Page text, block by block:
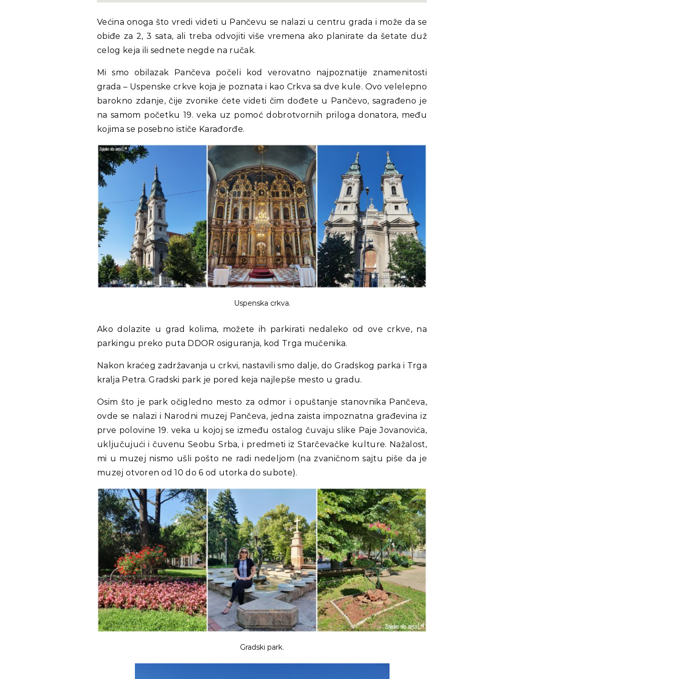
Većina onoga što vredi videti u Pančevu se nalazi u centru grada i može da se
obiđe za 2, 3 sata, ali treba odvojiti više vremena ako planirate da šetate duž
celog keja ili sednete negde na ručak.
Mi smo obilazak Pančeva počeli kod verovatno najpoznatije znamenitosti
grada – Uspenske crkve koja je poznata i kao Crkva sa dve kule. Ovo velelepno
barokno zdanje, čije zvonike ćete videti čim dođete u Pančevo, sagrađeno je
na samom početku 19. veka uz pomoć dobrotvornih priloga donatora, među
kojima se posebno ističe Karađorđe.
Uspenska crkva.
Ako dolazite u grad kolima, možete ih parkirati nedaleko od ove crkve, na
parkingu preko puta DDOR osiguranja, kod Trga mučenika.
Nakon kraćeg zadržavanja u crkvi, nastavili smo dalje, do Gradskog parka i Trga
kralja Petra. Gradski park je pored keja najlepše mesto u gradu.
Osim što je park očigledno mesto za odmor i opuštanje stanovnika Pančeva,
ovde se nalazi i Narodni muzej Pančeva, jedna zaista impoznatna građevina iz
prve polovine 19. veka u kojoj se između ostalog čuvaju slike Paje Jovanovića,
uključujući i čuvenu Seobu Srba, i predmeti iz Starčevačke kulture. Nažalost,
mi u muzej nismo ušli pošto ne radi nedeljom (na zvaničnom sajtu piše da je
muzej otvoren od 10 do 6 od utorka do subote).
Gradski park.